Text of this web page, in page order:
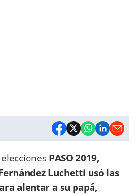
PASO 2019,
Luchetti usó las
alentar a su papá,